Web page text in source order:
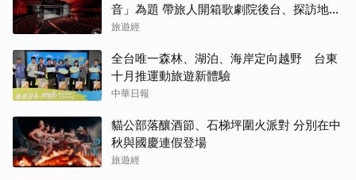
音」為題 帶旅人開箱歌劇院後台、探訪地下
舞廳年代及體驗民歌
旅遊經
全台唯一森林、湖泊、海岸定向越野 台東
十月推運動旅遊新體驗
中華日報
貓公部落釀酒節、石梯坪圍火派對 分別在中
秋與國慶連假登場
旅遊經